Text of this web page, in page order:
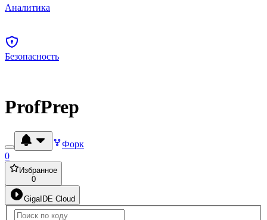
Аналитика
Безопасность
ProfPrep
Форк
0
Избранное
0
GigaIDE Cloud